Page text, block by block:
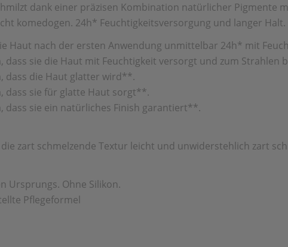
dank einer präzisen Kombination natürlicher Pigmente
komedogen. 24h* Feuchtigkeitsversorgung und langer Halt.
Haut nach der ersten Anwendung unmittelbar 24h* mit
dass sie die Haut mit Feuchtigkeit versorgt und zum Strahlen
dass die Haut glatter wird**.
dass sie für glatte Haut sorgt**.
dass sie ein natürliches Finish garantiert**.
zart schmelzende Textur leicht und unwiderstehlich zart
Ursprungs. Ohne Silikon.
Pflegeformel